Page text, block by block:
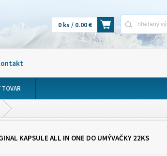
0 ks / 0.00 €
KAPSULE ALL IN ONE DO UMÝVAČKY 22KS